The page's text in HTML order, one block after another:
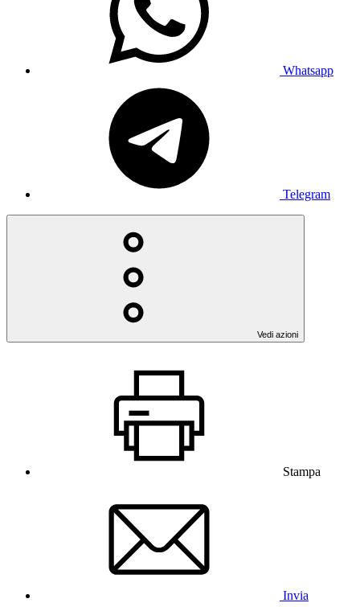
Whatsapp
Telegram
Vedi azioni
Stampa
Invia